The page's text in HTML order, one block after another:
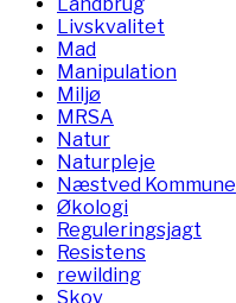
Livskvalitet
Mad
Manipulation
Miljø
MRSA
Natur
Naturpleje
Næstved Kommune
Økologi
Reguleringsjagt
Resistens
rewilding
Skov